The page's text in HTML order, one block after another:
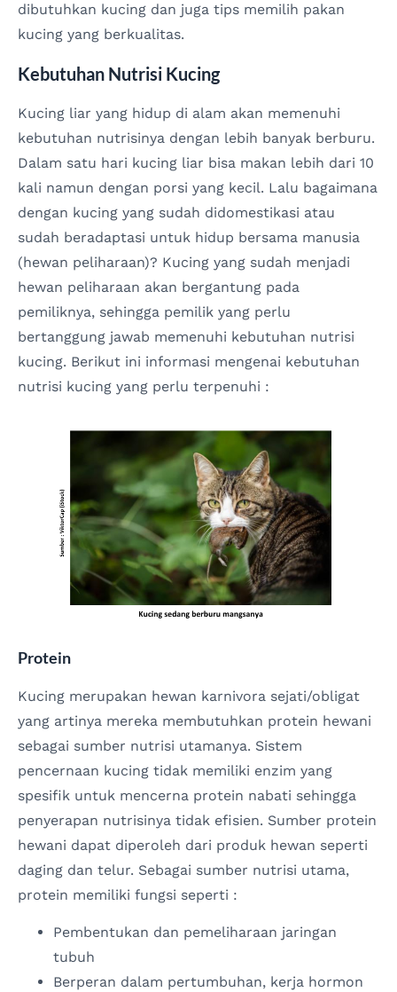
dibutuhkan kucing dan juga tips memilih pakan
kucing yang berkualitas.
Kebutuhan Nutrisi Kucing
Kucing liar yang hidup di alam akan memenuhi
kebutuhan nutrisinya dengan lebih banyak berburu.
Dalam satu hari kucing liar bisa makan lebih dari 10
kali namun dengan porsi yang kecil. Lalu bagaimana
dengan kucing yang sudah didomestikasi atau
sudah beradaptasi untuk hidup bersama manusia
(hewan peliharaan)? Kucing yang sudah menjadi
hewan peliharaan akan bergantung pada
pemiliknya, sehingga pemilik yang perlu
bertanggung jawab memenuhi kebutuhan nutrisi
kucing. Berikut ini informasi mengenai kebutuhan
nutrisi kucing yang perlu terpenuhi :
Protein
Kucing merupakan hewan karnivora sejati/obligat
yang artinya mereka membutuhkan protein hewani
sebagai sumber nutrisi utamanya. Sistem
pencernaan kucing tidak memiliki enzim yang
spesifik untuk mencerna protein nabati sehingga
penyerapan nutrisinya tidak efisien. Sumber protein
hewani dapat diperoleh dari produk hewan seperti
daging dan telur. Sebagai sumber nutrisi utama,
protein memiliki fungsi seperti :
Pembentukan dan pemeliharaan jaringan
tubuh
Berperan dalam pertumbuhan, kerja hormon